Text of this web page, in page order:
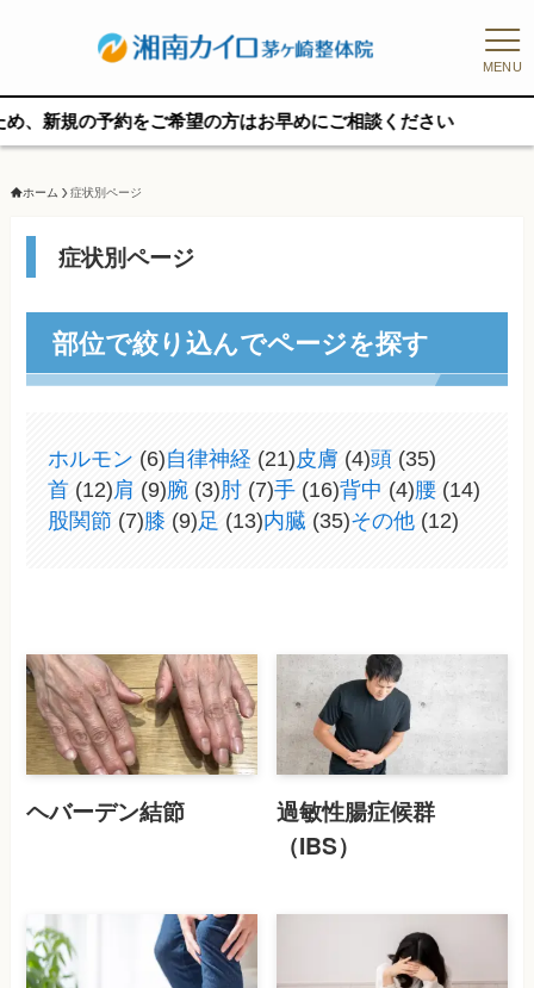
MENU
予約をご希望の方はお早めにご相談ください
ホーム 症状別ページ
症状別ページ
部位で絞り込んでページを探す
ホルモン (6)自律神経 (21)皮膚 (4)頭 (35)
首 (12)肩 (9)腕 (3)肘 (7)手 (16)背中 (4)腰 (14)
股関節 (7)膝 (9)足 (13)内臓 (35)その他 (12)
ヘバーデン結節
過敏性腸症候群
（IBS）